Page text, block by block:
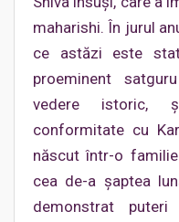
maharishi. În jurul
ce astăzi este
proeminent
vedere istoric,
conformitate cu
născut într-o
cea de-a şaptea
demonstrat puteri